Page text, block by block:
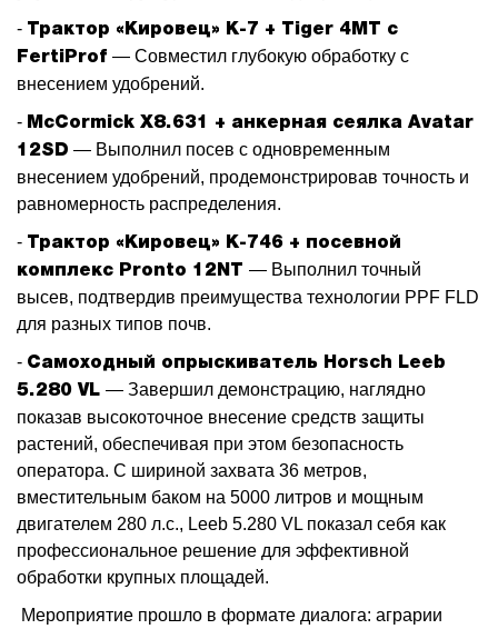
Статьи
-
Трактор «Кировец» К-7 + Tiger 4MT с
FertiProf — Совместил глубокую обработку с
внесением удобрений.
- McCormick X8.631 + анкерная сеялка Avatar
12SD — Выполнил посев с одновременным
внесением удобрений, продемонстрировав точность и
равномерность распределения.
-
Трактор «Кировец» К-746 + посевной
комплекс Pronto 12NT — Выполнил точный
высев, подтвердив преимущества технологии PPF FLD
для разных типов почв.
- Самоходный опрыскиватель Horsch Leeb
5.280 VL — Завершил демонстрацию, наглядно
показав высокоточное внесение средств защиты
растений, обеспечивая при этом безопасность
оператора. С шириной захвата 36 метров,
вместительным баком на 5000 литров и мощным
двигателем 280 л.с., Leeb 5.280 VL показал себя как
профессиональное решение для эффективной
обработки крупных площадей.
Мероприятие прошло в формате диалога: аграрии